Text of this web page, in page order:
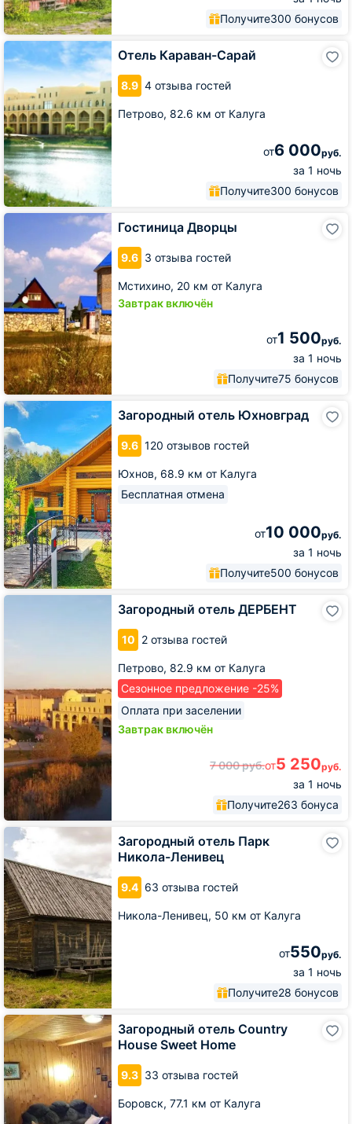
Получите300 бонусов
Отель Караван-Сарай
8.9 4 отзыва гостей
Петрово, 82.6 км от Калуга
от6 000руб.
за 1 ночь
Получите300 бонусов
Отель
Караван-
Сарай
Гостиница Дворцы
9.6 3 отзыва гостей
Мстихино, 20 км от Калуга
Завтрак включён
от1 500руб.
за 1 ночь
Получите75 бонусов
Гостиница
Загородный отель Юхновград
9.6 120 отзывов гостей
Юхнов, 68.9 км от Калуга
Бесплатная отмена
от10 000руб.
за 1 ночь
Получите500 бонусов
Загородный
отель
Юхновград
Загородный отель ДЕРБЕНТ
10 2 отзыва гостей
Петрово, 82.9 км от Калуга
Сезонное предложение -25%
Оплата при заселении
Завтрак включён
7 000руб.от5 250руб.
за 1 ночь
Получите263 бонуса
Загородный
Загородный отель Парк
Никола-Ленивец
9.4 63 отзыва гостей
Никола-Ленивец, 50 км от Калуга
от550руб.
за 1 ночь
Получите28 бонусов
Загородный
отель
Парк
Никола-
Ленивец
Загородный отель Country
House Sweet Home
9.3 33 отзыва гостей
Боровск, 77.1 км от Калуга
Загородный
отель
Country
House
Sweet
Home